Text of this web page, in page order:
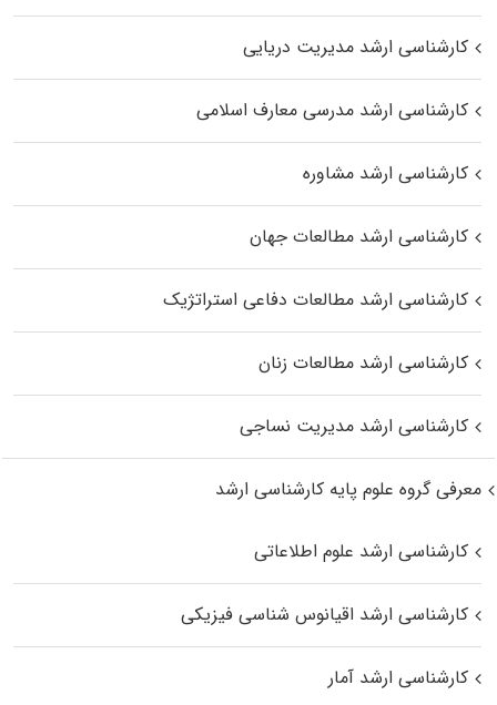
کارشناسی ارشد مدیریت دریایی
کارشناسی ارشد مدرسی معارف اسلامی
کارشناسی ارشد مشاوره
کارشناسی ارشد مطالعات جهان
کارشناسی ارشد مطالعات دفاعی استراتژیک
کارشناسی ارشد مطالعات زنان
کارشناسی ارشد مدیریت نساجی
معرفی گروه علوم پایه کارشناسی ارشد
کارشناسی ارشد علوم اطلاعاتی
کارشناسی ارشد اقیانوس‌ شناسی فیزیکی
کارشناسی ارشد آمار